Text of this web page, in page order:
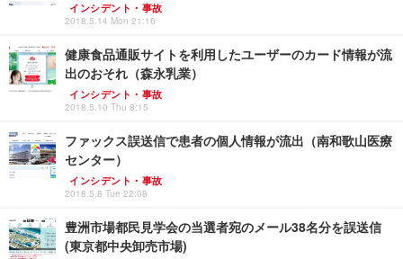
インシデント・事故
2018.5.14 Mon 21:16
健康食品通販サイトを利用したユーザーのカード情報が流
出のおそれ（森永乳業）
インシデント・事故
2018.5.10 Thu 8:15
ファックス誤送信で患者の個人情報が流出（南和歌山医療
センター）
インシデント・事故
2018.5.8 Tue 22:08
豊洲市場都民見学会の当選者宛のメール38名分を誤送信
(東京都中央卸売市場)